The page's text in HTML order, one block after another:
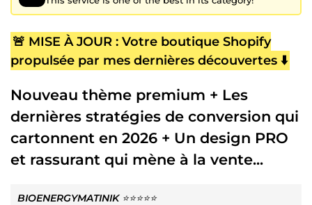
🚨 MISE À JOUR : Votre boutique Shopify
propulsée par mes dernières découvertes ⬇️
Nouveau thème premium + Les
dernières stratégies de conversion qui
cartonnent en 2026 + Un design PRO
et rassurant qui mène à la vente...
BIOENERGYMATINIK⭐⭐⭐⭐⭐